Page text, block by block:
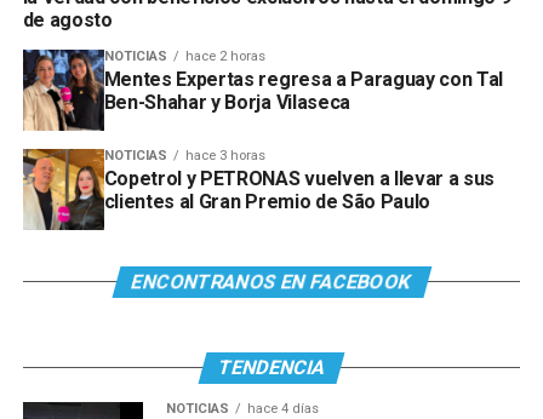
de agosto
NOTICIAS hace 2 horas
Mentes Expertas regresa a Paraguay con Tal
Ben-Shahar y Borja Vilaseca
NOTICIAS hace 3 horas
Copetrol y PETRONAS vuelven a llevar a sus
clientes al Gran Premio de São Paulo
ENCONTRANOS EN FACEBOOK
TENDENCIA
NOTICIAS hace 4 días